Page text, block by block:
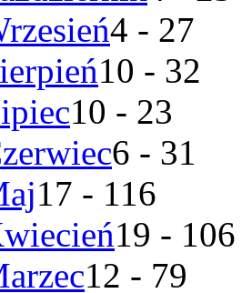
4 - 27
10 - 32
10 - 23
6 - 31
17 - 116
19 - 106
12 - 79